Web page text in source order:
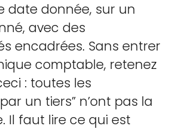
date donnée, sur un
avec des
encadrées. Sans entrer
comptable, retenez
: toutes les
un tiers” n’ont pas la
Il faut lire ce qui est